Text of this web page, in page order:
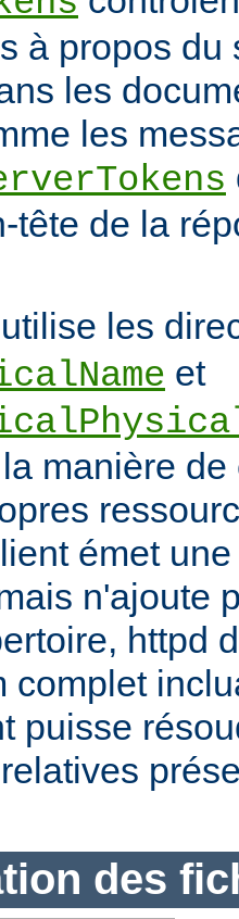
à propos du
les
les
tête de la
les
et
manière
émet
n'ajoute
httpd
complet
puisse
des